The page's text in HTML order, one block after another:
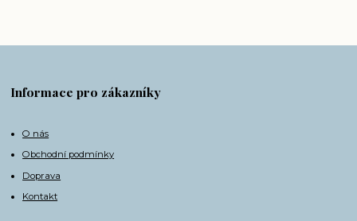
Informace pro zákazníky
O nás
Obchodní podmínky
Doprava
Kontakt